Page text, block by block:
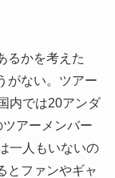
るかを考えた
がない。ツアー
内では20アンダ
アーメンバー
一人もいないの
とファンやギャ